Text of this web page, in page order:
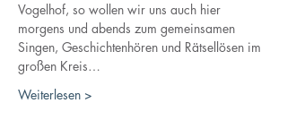
Vogelhof, so wollen wir uns auch hier
morgens und abends zum gemeinsamen
Singen, Geschichtenhören und Rätsellösen im
großen Kreis…
Weiterlesen >